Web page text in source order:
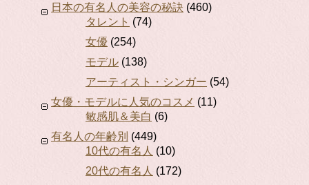
日本の有名人の美容の秘訣 (460)
タレント (74)
女優 (254)
モデル (138)
アーティスト・シンガー (54)
女優・モデルに人気のコスメ (11)
敏感肌＆美白 (6)
有名人の年齢別 (449)
10代の有名人 (10)
20代の有名人 (172)